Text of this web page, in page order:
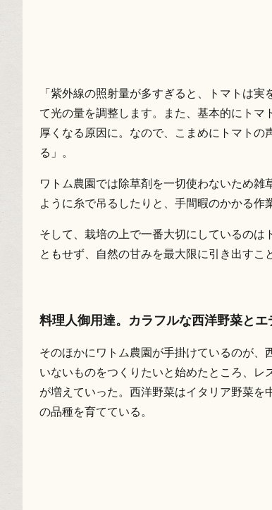
「紫外線の照射量が多すぎると、トマトは
て光の量を調整します。また、基本的にト
厚くなる原因に。なので、こまめにトマト
る」。
ワトム農園では除草剤を一切使わないため
ように糸で吊るしたりと、手間暇のかかる作
そして、栽培の上で一番大切にしているのは
ともせず、自然の甘みを最大限に引き出すこ
料理人御用達。カラフルな西洋野菜と
そのほかにワトム農園が手掛けているのが
いないものをつくりたいと始めたところ、
が増えていった。西洋野菜はイタリア野菜
の品種を育てている。